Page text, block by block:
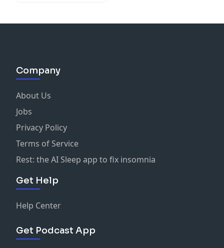
Company
About Us
Jobs
Privacy Policy
Terms of Service
Rest: the AI Sleep app to fix insomnia
Get Help
Help Center
Get Podcast App